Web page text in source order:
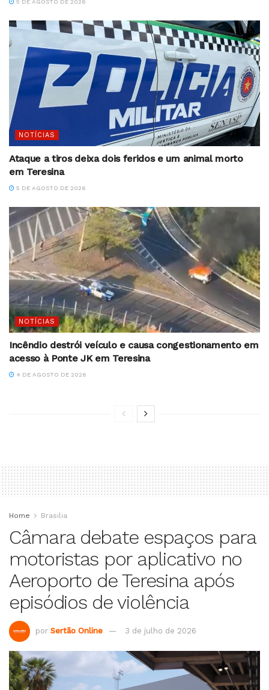
5 DE AGOSTO DE 2026
NOTÍCIAS
Ataque a tiros deixa dois feridos e um animal morto
em Teresina
5 DE AGOSTO DE 2026
NOTÍCIAS
Incêndio destrói veículo e causa congestionamento em
acesso à Ponte JK em Teresina
4 DE AGOSTO DE 2026
Home Brasilia
Câmara debate espaços para
motoristas por aplicativo no
Aeroporto de Teresina após
episódios de violência
por Sertão Online 3 de julho de 2026